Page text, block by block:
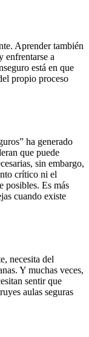
Aprender también
enfrentarse a
está en que
propio proceso
ha generado
que puede
sin embargo,
crítico ni el
posibles. Es más
cuando existe
necesita del
Y muchas veces,
sentir que
aulas seguras